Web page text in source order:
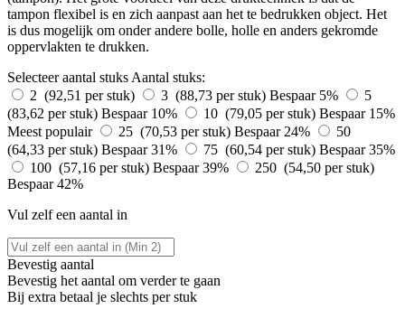
tampon flexibel is en zich aanpast aan het te bedrukken object. Het
is dus mogelijk om onder andere bolle, holle en anders gekromde
oppervlakten te drukken.
Selecteer aantal stuks Aantal stuks:
2 (92,51 per stuk)
3 (88,73 per stuk) Bespaar 5%
5
(83,62 per stuk) Bespaar 10% 10 (79,05 per stuk) Bespaar 15%
Meest populair
25 (70,53 per stuk) Bespaar 24%
50
(64,33 per stuk) Bespaar 31% 75 (60,54 per stuk) Bespaar 35%
100 (57,16 per stuk) Bespaar 39%
250 (54,50 per stuk)
Bespaar 42%
Vul zelf een aantal in
Bevestig aantal
Bevestig het aantal om verder te gaan
Bij extra betaal je slechts per stuk